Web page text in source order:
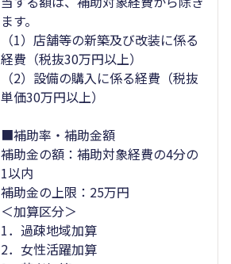
ます。
（1）店舗等の新築及び改装に係る
経費（税抜30万円以上）
（2）設備の購入に係る経費（税抜
単価30万円以上）
■補助率・補助金額
補助金の額：補助対象経費の4分の
1以内
補助金の上限：25万円
＜加算区分＞
1．過疎地域加算
2．女性活躍加算